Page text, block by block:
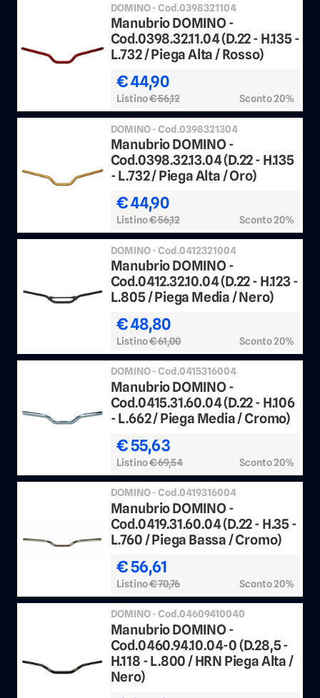
DOMINO - Cod.0398321104
Manubrio DOMINO -
Cod.0398.32.11.04 (D.22 - H.135 -
L.732 / Piega Alta / Rosso)
€ 44,90
Listino€ 56,12 Sconto 20%
DOMINO - Cod.0398321304
Manubrio DOMINO -
Cod.0398.32.13.04 (D.22 - H.135
- L.732 / Piega Alta / Oro)
€ 44,90
Listino€ 56,12 Sconto 20%
DOMINO - Cod.0412321004
Manubrio DOMINO -
Cod.0412.32.10.04 (D.22 - H.123 -
L.805 / Piega Media / Nero)
€ 48,80
Listino€ 61,00 Sconto 20%
DOMINO - Cod.0415316004
Manubrio DOMINO -
Cod.0415.31.60.04 (D.22 - H.106
- L.662 / Piega Media / Cromo)
€ 55,63
Listino€ 69,54 Sconto 20%
DOMINO - Cod.0419316004
Manubrio DOMINO -
Cod.0419.31.60.04 (D.22 - H.35 -
L.760 / Piega Bassa / Cromo)
€ 56,61
Listino€ 70,76 Sconto 20%
DOMINO - Cod.04609410040
Manubrio DOMINO -
Cod.0460.94.10.04-0 (D.28,5 -
H.118 - L.800 / HRN Piega Alta /
Nero)